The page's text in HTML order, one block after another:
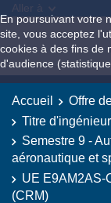
En poursuivant votre
site, vous acceptez
cookies à des fins de
d'audience
Aller à
Accueil
Offre
Titre d'ingénieur
Semestre 9 -
aéronautique et
UE E9AM2AS-
(CRM)